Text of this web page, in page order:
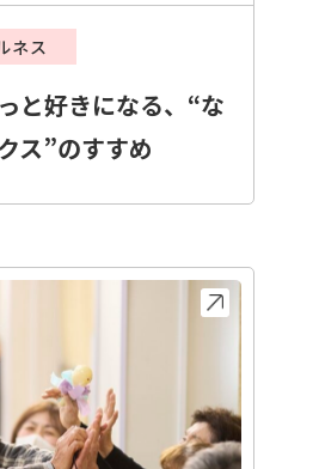
ネス
と好きになる、“な
ス”のすすめ